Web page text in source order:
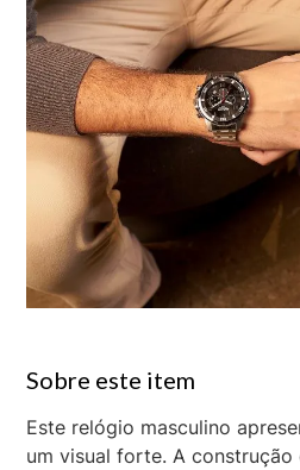
Este relógio masculino
um visual forte. A